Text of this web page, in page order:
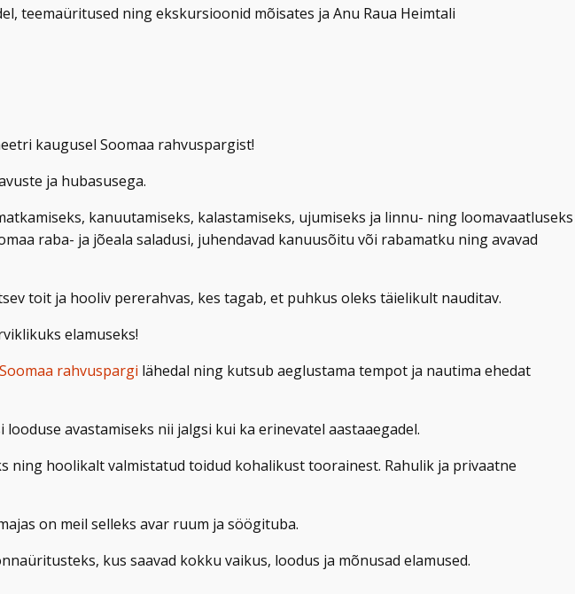
teemaüritused ning ekskursioonid mõisates ja Anu Raua Heimtali
kaugusel Soomaa rahvuspargist!
ja hubasusega.
kanuutamiseks, kalastamiseks, ujumiseks ja linnu- ning loomavaatluseks
raba- ja jõeala saladusi, juhendavad kanuusõitu või rabamatku ning avavad
toit ja hooliv pererahvas, kes tagab, et puhkus oleks täielikult nauditav.
elamuseks!
Soomaa rahvuspargi lähedal ning kutsub aeglustama tempot ja nautima ehedat
avastamiseks nii jalgsi kui ka erinevatel aastaaegadel.
ning hoolikalt valmistatud toidud kohalikust toorainest. Rahulik ja privaatne
on meil selleks avar ruum ja söögituba.
kus saavad kokku vaikus, loodus ja mõnusad elamused.